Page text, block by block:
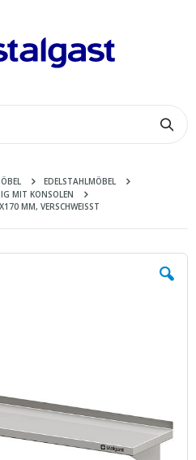
EDELSTAHLMÖBEL
MIT KONSOLEN
MM, VERSCHWEISST